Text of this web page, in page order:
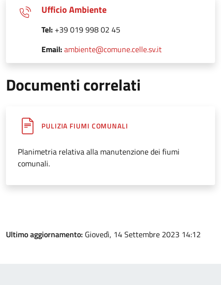
Ufficio Ambiente
Tel: +39 019 998 02 45
Email:ambiente@comune.celle.sv.it
Documenti correlati
PULIZIA FIUMI COMUNALI
Planimetria relativa alla manutenzione dei fiumi
comunali.
Ultimo aggiornamento: Giovedì, 14 Settembre 2023 14:12